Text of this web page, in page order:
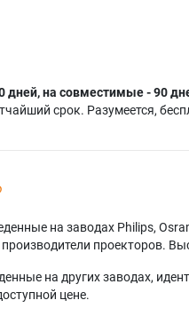
дней, на совместимые - 90
срок. Разумеется,
на заводах Philips,
проекторов.
на других заводах,
цене.